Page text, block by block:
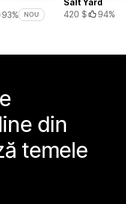
93% NOU
Salt Yard
420 $
94%
din
temele